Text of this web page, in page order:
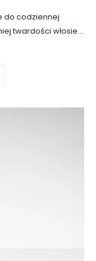
do codziennej
twardości włosie,
szkliwa. Główki
kolor w…